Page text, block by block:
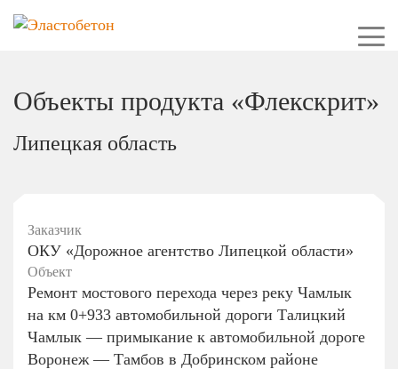
Объекты продукта «Флекскрит»
Липецкая область
Заказчик
ОКУ «Дорожное агентство Липецкой области»
Объект
Ремонт мостового перехода через реку Чамлык
на км 0+933 автомобильной дороги Талицкий
Чамлык — примыкание к автомобильной дороге
Воронеж — Тамбов в Добринском районе